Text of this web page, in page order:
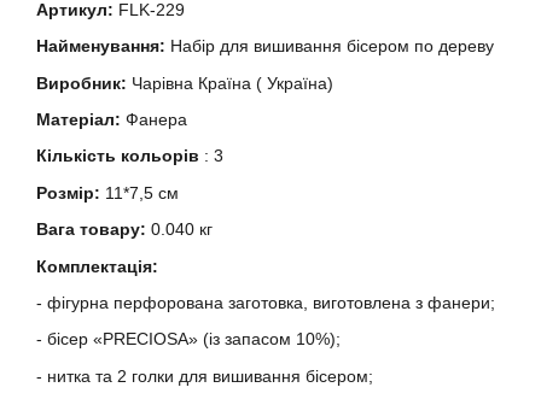
Артикул: FLK-229
Найменування: Набір для вишивання бісером по дереву
Виробник: Чарівна Країна ( Україна)
Матеріал: Фанера
Кількість кольорів : 3
Розмір: 11*7,5 см
Вага товару: 0.040 кг
Комплектація:
- фігурна перфорована заготовка, виготовлена з фанери;
- бісер «PRECIOSA» (із запасом 10%);
- нитка та 2 голки для вишивання бісером;